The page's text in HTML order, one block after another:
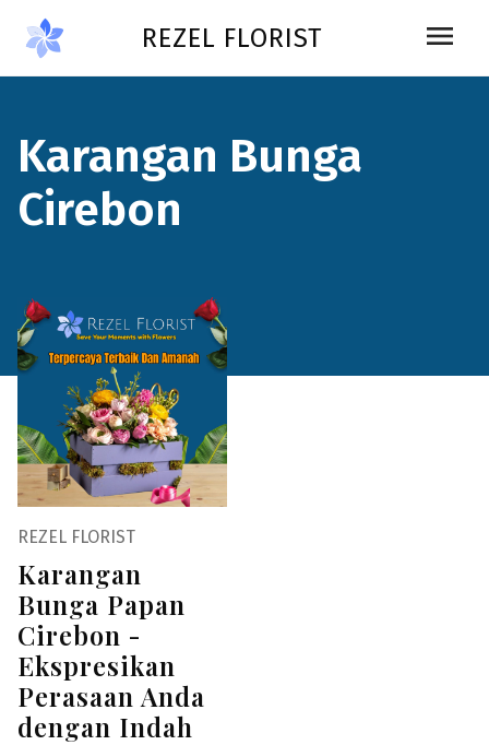
REZEL FLORIST menu
Karangan Bunga
Cirebon
REZEL FLORIST
Karangan
Bunga Papan
Cirebon -
Ekspresikan
Perasaan Anda
dengan Indah